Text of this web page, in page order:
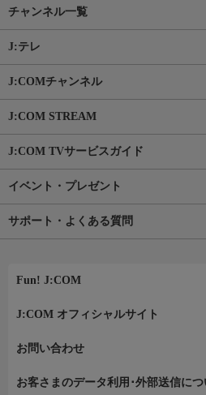
チャンネル一覧
J:テレ
J:COMチャンネル
J:COM STREAM
J:COM TVサービスガイド
イベント・プレゼント
サポート・よくある質問
Fun! J:COM
J:COM オフィシャルサイト
お問い合わせ
お客さまのデータ利用･外部送信につ